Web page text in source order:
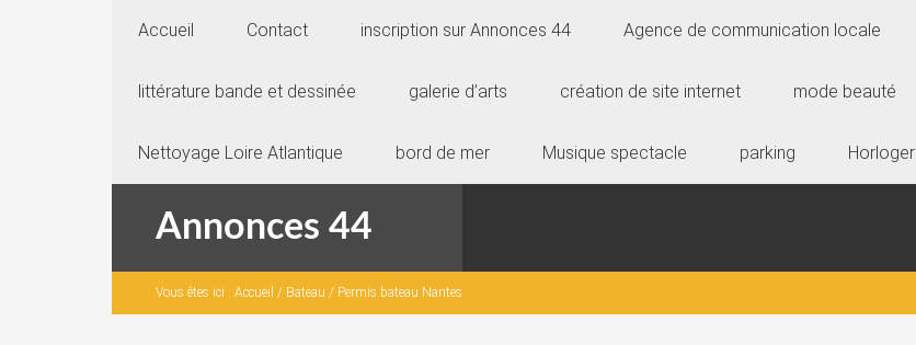
Accueil Contact inscription sur Annonces 44 Agence de communication locale
littérature bande et dessinée galerie d’arts création de site internet mode beauté
Nettoyage Loire Atlantique bord de mer Musique spectacle parking Horloger
Annonces 44
Vous êtes ici : Accueil / Bateau / Permis bateau Nantes